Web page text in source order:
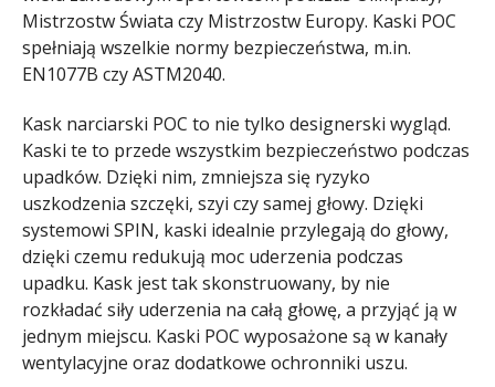
Mistrzostw Świata czy Mistrzostw Europy. Kaski POC
spełniają wszelkie normy bezpieczeństwa, m.in.
EN1077B czy ASTM2040.
Kask narciarski POC to nie tylko designerski wygląd.
Kaski te to przede wszystkim bezpieczeństwo podczas
upadków. Dzięki nim, zmniejsza się ryzyko
uszkodzenia szczęki, szyi czy samej głowy. Dzięki
systemowi SPIN, kaski idealnie przylegają do głowy,
dzięki czemu redukują moc uderzenia podczas
upadku. Kask jest tak skonstruowany, by nie
rozkładać siły uderzenia na całą głowę, a przyjąć ją w
jednym miejscu. Kaski POC wyposażone są w kanały
wentylacyjne oraz dodatkowe ochronniki uszu.